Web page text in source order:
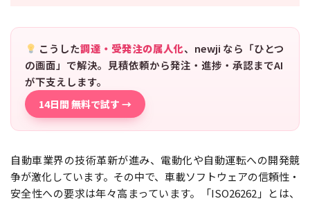
こうした調達・受発注の属人化、newji なら「ひとつ
の画面」で解決。見積依頼から発注・進捗・承認までAI
が下支えします。
14日間 無料で試す →
自動車業界の技術革新が進み、電動化や自動運転への開発競
争が激化しています。その中で、車載ソフトウェアの信頼性・
安全性への要求は年々高まっています。「ISO26262」とは、